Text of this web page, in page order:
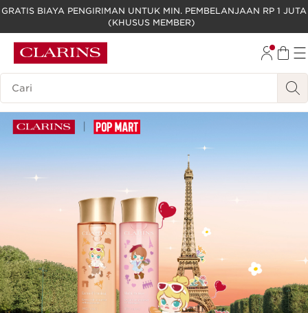
LEWATI KE KONTEN
GO TO FOOTER
GRATIS BIAYA PENGIRIMAN UNTUK MIN. PEMBELANJAAN RP 1 JUTA
(KHUSUS MEMBER)
Legenda Pencarian